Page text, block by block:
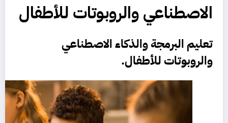
الاصطناعي والروبوتات للأطفال
تعليم البرمجة والذكاء الاصطناعي
والروبوتات للأطفال.